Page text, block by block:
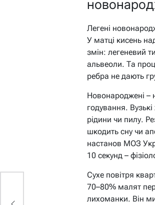
Легені
У матці кисень
змін: легеневий
альвеоли. Та
ребра не дають
Новонароджені –
годування.
рідини чи пилу.
шкодить сну чи
настанов МОЗ
10 секунд –
Сухе повітря
70–80% малят
лихоманки. Він